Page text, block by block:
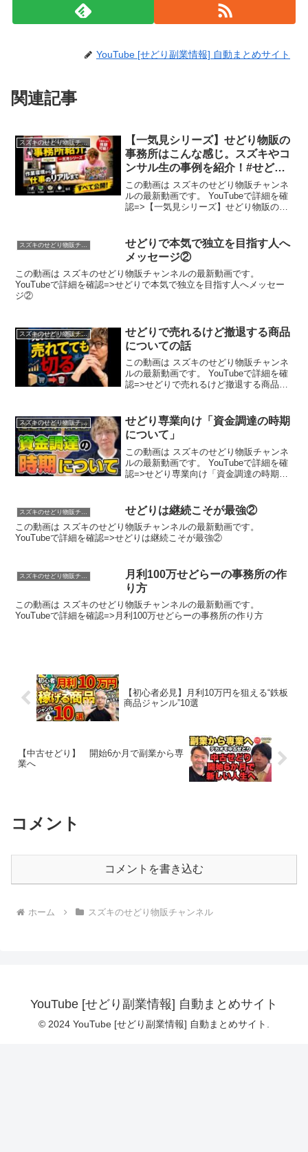
YouTube [せどり副業情報] 自動まとめサイト
関連記事
スズキのせどり物販チャンネル
【一気見シリーズ】せどり物販の
事務所はこんな感じ。スズキやコ
ンサル生の事例を紹介！#せどり
#事務所 #作り方
この動画は スズキのせどり物販チャンネ
ルの最新動画です。 YouTubeで詳細を確
認=>【一気見シリーズ】せどり物販の事
せどりで本気で独立を目指す人へ
メッセージ②
この動画は スズキのせどり物販チャンネルの最新動画です。
YouTubeで詳細を確認=>せどりで本気で独立を目指す人へメッセー
ジ②
スズキのせどり物販チャンネル
せどりで売れるけど撤退する商品
についての話
この動画は スズキのせどり物販チャンネ
ルの最新動画です。 YouTubeで詳細を確
認=>せどりで売れるけど撤退する商品に
スズキのせどり物販チャンネル
せどり専業向け「資金調達の時期
について」
この動画は スズキのせどり物販チャンネ
ルの最新動画です。 YouTubeで詳細を確
認=>せどり専業向け「資金調達の時期に
せどりは継続こそが最強②
この動画は スズキのせどり物販チャンネルの最新動画です。
YouTubeで詳細を確認=>せどりは継続こそが最強②
スズキのせどり物販チャンネル
月利100万せどらーの事務所の作
り方
この動画は スズキのせどり物販チャンネルの最新動画です。
YouTubeで詳細を確認=>月利100万せどらーの事務所の作り方
【初心者必見】月利10万円を狙える“鉄板
商品ジャンル”10選
【中古せどり】 開始6か月で副業から専
業へ
コメント
コメントを書き込む
ホーム スズキのせどり物販チャンネル
YouTube [せどり副業情報] 自動まとめサイト
© 2024 YouTube [せどり副業情報] 自動まとめサイト.